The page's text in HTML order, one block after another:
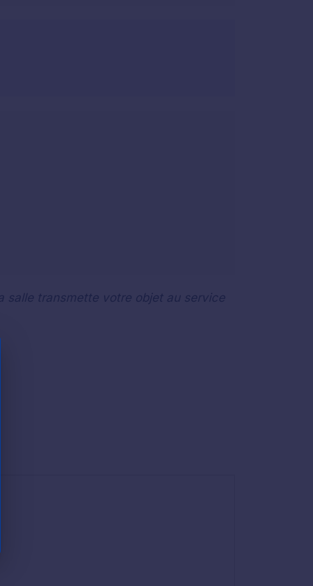
salle transmette votre objet au service